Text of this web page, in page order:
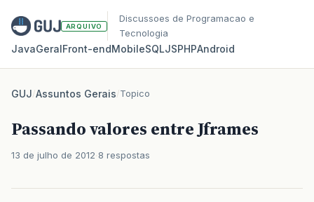
ARQUIVO
Discussoes de Programacao e
Tecnologia
JavaGeralFront‑endMobileSQLJSPHPAndroid
GUJ/Assuntos Gerais/Topico
Passando valores entre Jframes
13 de julho de 2012 8 respostas